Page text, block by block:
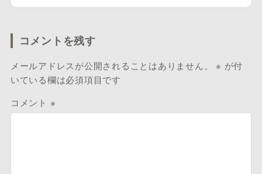
コメントを残す
メールアドレスが公開されることはありません。 ※ が付
いている欄は必須項目です
コメント ※